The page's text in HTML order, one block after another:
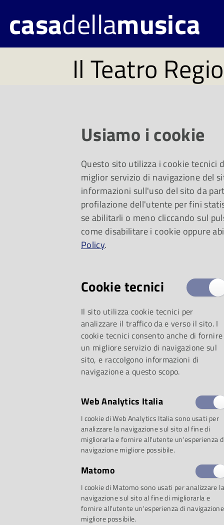
casadellamusica
Il Teatro
Solutions
L’Internet of
patrimonio
tracciamento
allestimenti
maestranze del
durante i processi
conservazione,
movimentazione
tournée nei teatri
mondo
Usiamo i cookie
Questo sito utilizza i cookie tecnici
miglior servizio di navigazione del
informazioni sull'uso del sito da
profilazione dell'utente per fini
se abilitarli o meno cliccando sul
come disabilitare i cookie oppure
Policy.
Cookie tecnici
Il sito utilizza cookie tecnici per
analizzare il traffico da e verso il sito. I
cookie tecnici consento anche di fornire
un migliore servizio di navigazione sul
sito, e raccolgono informazioni di
navigazione a questo scopo.
Web Analytics Italia
I cookie di Web Analytics Italia sono usati per
analizzare la navigazione sul sito al fine di
migliorarla e fornire all'utente un'esperienza
navigazione migliore possibile.
Matomo
I cookie di Matomo sono usati per analizzare la
navigazione sul sito al fine di migliorarla e
fornire all'utente un'esperienza di navigazione
migliore possibile.